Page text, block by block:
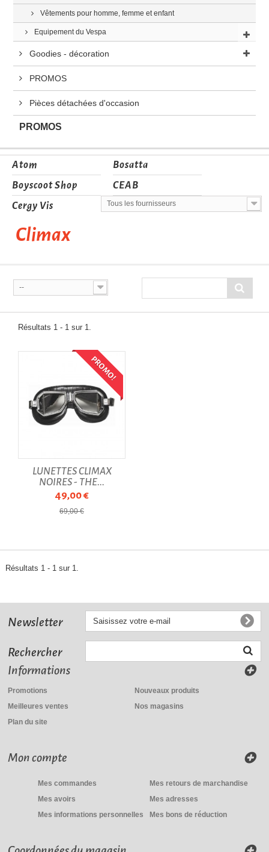
Vêtements pour homme, femme et enfant
Equipement du Vespa
Goodies - décoration
PROMOS
Pièces détachées d'occasion
PROMOS
Atom
Bosatta
Boyscoot Shop
CEAB
Cergy Vis
Tous les fournisseurs
Climax
--
Résultats 1 - 1 sur 1.
PROMO!
LUNETTES CLIMAX
NOIRES - THE...
49,00 €
69,00 €
Résultats 1 - 1 sur 1.
Newsletter
Rechercher
Informations
Promotions
Nouveaux produits
Meilleures ventes
Nos magasins
Plan du site
Mon compte
Mes commandes
Mes retours de marchandise
Mes avoirs
Mes adresses
Mes informations personnelles
Mes bons de réduction